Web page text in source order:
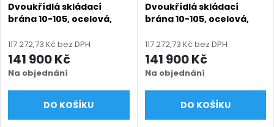
Dvoukřídlá skládací
brána 10-105, ocelová,
(šířka 1200 - 6000 mm,
výška 1000 - 2050 mm),
černá struktura RAL 9005
117 272,73 Kč bez DPH
141 900 Kč
Na objednání
DO KOŠÍKU
Dvoukřídlá skládací
brána 10-105, ocelová,
(šířka 1200 - 6000 mm,
výška 1000 - 2050 mm),
hnědá RAL 8014 matná
117 272,73 Kč bez DPH
141 900 Kč
Na objednání
DO KOŠÍKU